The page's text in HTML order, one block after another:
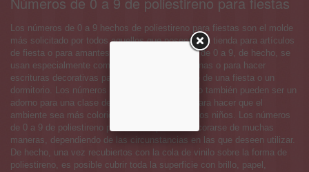
Los números de 0 a 9 hechos de poliestireno para fiestas son el molde
más solicitado por todos aquellos que poseen una tienda para artículos
de fiesta o para amantes del DIY. Los números de 0 a 9, de hecho, se
usan especialmente como decoración de ventanas o para hacer
escrituras decorativas para decorar el ambiente de una fiesta o un
dormitorio. Los números de 0 a 9 de poliestireno también pueden ser un
adorno para una clase de primaria o materna, para hacer que el
ambiente sea más colorido y estimulante para los niños. Los números
de 0 a 9 de poliestireno para fiestas pueden decorarse de muchas
maneras, dependiendo de las circunstancias en las que deseen utilizar.
De hecho, una vez recubiertos con la cola de vinilo sobre la forma de
poliestireno, es posible cubrir toda la superficie con brillo, papel,